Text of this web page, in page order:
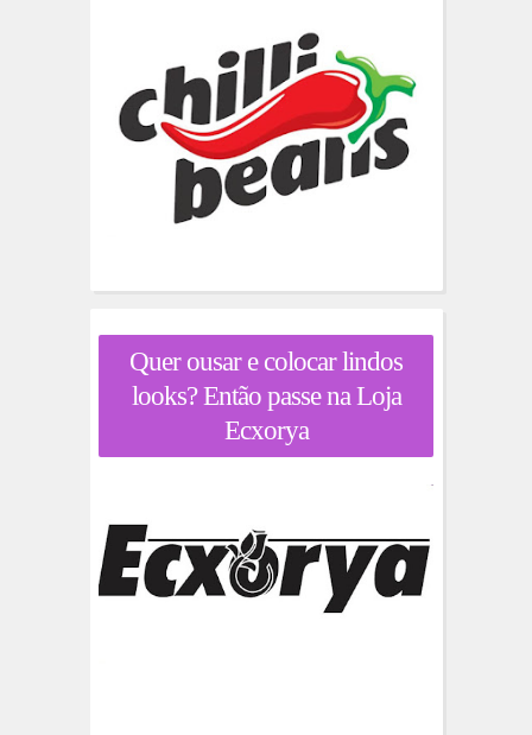
Quer ousar e colocar lindos
looks? Então passe na Loja
Ecxorya